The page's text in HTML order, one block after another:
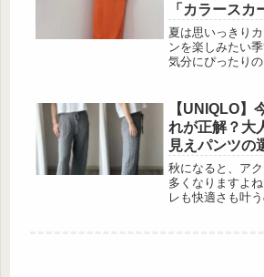
「カラースカ
何！？
夏は思いっきり
ンを楽しみたい
気分にぴったり
が勢ぞろい。穿
明るくなりそう
ーカラーを取り
推し活にもぴっ
らのカラースカ
ぷりご紹介しま
元気いっぱい♪ 出典:aiaimama.v.v.v様
ご提供...
【UNIQLO】
れが正解？大
見えパンツの
秋になると、ア
多くなりますよ
レも快適さも叶